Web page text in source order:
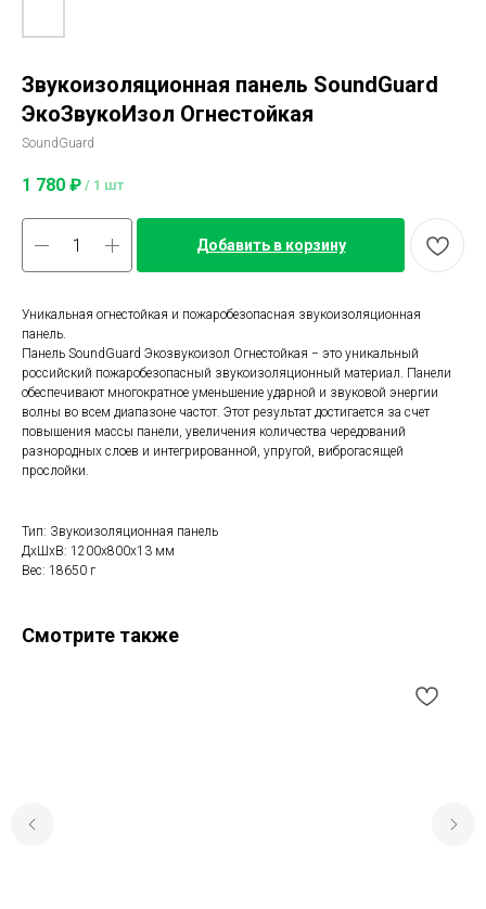
Звукоизоляционная панель SoundGuard
ЭкоЗвукоИзол Огнестойкая
SoundGuard
1 780 ₽ / 1 шт
Добавить в корзину
Уникальная огнестойкая и пожаробезопасная звукоизоляционная
панель.
Панель SoundGuard Экозвукоизол Огнестойкая − это уникальный
российский пожаробезопасный звукоизоляционный материал. Панели
обеспечивают многократное уменьшение ударной и звуковой энергии
волны во всем диапазоне частот. Этот результат достигается за счет
повышения массы панели, увеличения количества чередований
разнородных слоев и интегрированной, упругой, виброгасящей
прослойки.
Тип: Звукоизоляционная панель
ДxШxВ: 1200x800x13 мм
Вес: 18650 г
Смотрите также